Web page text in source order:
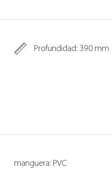
Profundidad: 390 mm
manguera: PVC